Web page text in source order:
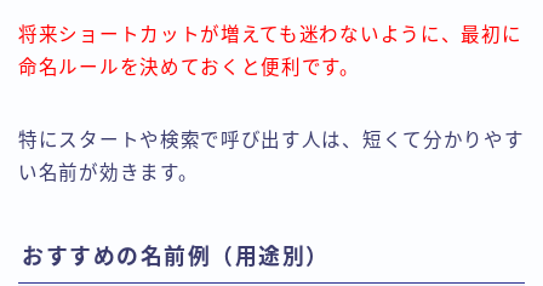
将来ショートカットが増えても迷わないように、最初に
命名ルールを決めておくと便利です。
特にスタートや検索で呼び出す人は、短くて分かりやす
い名前が効きます。
おすすめの名前例（用途別）